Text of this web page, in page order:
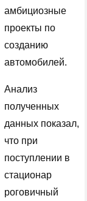
амбициозные
проекты по
созданию
автомобилей.
Анализ
полученных
данных показал,
что при
поступлении в
стационар
роговичный